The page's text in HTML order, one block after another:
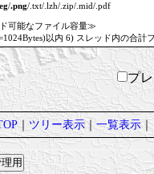
/.png/.txt/.lzh/.zip/.mid/.pdf
可能なファイル容量≫
以内 6) スレッド内の合計
プ
｜ツリー表示｜一覧表示｜